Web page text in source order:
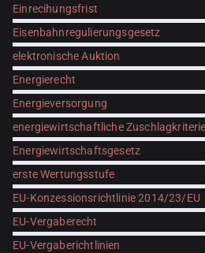
Einrecihungsfrist
Eisenbahnregulierungsgesetz
elektronische Auktion
Energierecht
Energieversorgung
energiewirtschaftliche
Energiewirtschaftsgesetz
erste Wertungsstufe
EU-Konzessionsrichtlinie 2014/23/EU
EU-Vergaberecht
EU-Vergaberichtlinien